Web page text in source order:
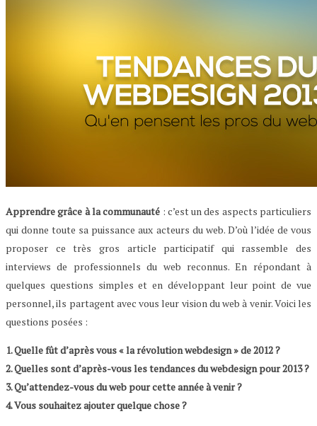
Apprendre grâce à la communauté : c’est un des aspects particuliers
qui donne toute sa puissance aux acteurs du web. D’où l’idée de vous
proposer ce très gros article participatif qui rassemble des
interviews de professionnels du web reconnus. En répondant à
quelques questions simples et en développant leur point de vue
personnel, ils partagent avec vous leur vision du web à venir. Voici les
questions posées :
1. Quelle fût d’après vous « la révolution webdesign » de 2012 ?
2. Quelles sont d’après-vous les tendances du webdesign pour 2013 ?
3. Qu’attendez-vous du web pour cette année à venir ?
4. Vous souhaitez ajouter quelque chose ?